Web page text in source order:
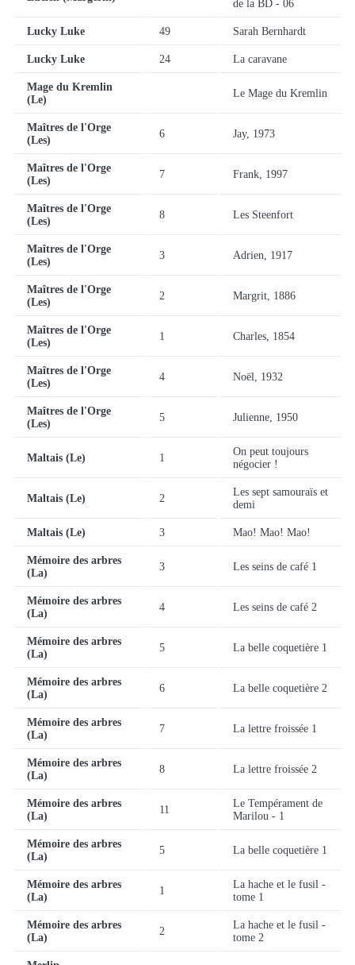
de la BD - 06
Lucky Luke 49 Sarah Bernhardt
Lucky Luke 24 La caravane
Mage du Kremlin
(Le)
Le Mage du Kremlin
Maîtres de l'Orge
(Les)
6 Jay, 1973
Maîtres de l'Orge
(Les)
7 Frank, 1997
Maîtres de l'Orge
(Les)
8 Les Steenfort
Maîtres de l'Orge
(Les)
3 Adrien, 1917
Maîtres de l'Orge
(Les)
2 Margrit, 1886
Maîtres de l'Orge
(Les)
1 Charles, 1854
Maîtres de l'Orge
(Les)
4 Noël, 1932
Maîtres de l'Orge
(Les)
5 Julienne, 1950
Maltais (Le) 1
On peut toujours
négocier !
Maltais (Le) 2
Les sept samouraïs et
demi
Maltais (Le) 3 Mao! Mao! Mao!
Mémoire des arbres
(La)
3 Les seins de café 1
Mémoire des arbres
(La)
4 Les seins de café 2
Mémoire des arbres
(La)
5 La belle coquetière 1
Mémoire des arbres
(La)
6 La belle coquetière 2
Mémoire des arbres
(La)
7 La lettre froissée 1
Mémoire des arbres
(La)
8 La lettre froissée 2
Mémoire des arbres
(La)
11
Le Tempérament de
Marilou - 1
Mémoire des arbres
(La)
5 La belle coquetière 1
Mémoire des arbres
(La)
1
La hache et le fusil -
tome 1
Mémoire des arbres
(La)
2
La hache et le fusil -
tome 2